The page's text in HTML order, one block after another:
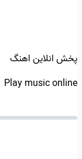
پخش انلاین اهنگ
Play music online